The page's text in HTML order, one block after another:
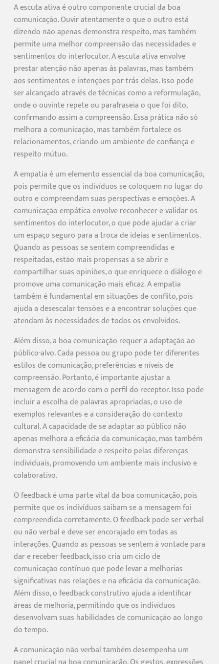
A escuta ativa é outro componente crucial da boa
comunicação. Ouvir atentamente o que o outro está
dizendo não apenas demonstra respeito, mas também
permite uma melhor compreensão das necessidades e
sentimentos do interlocutor. A escuta ativa envolve
prestar atenção não apenas às palavras, mas também
aos sentimentos e intenções por trás delas. Isso pode
ser alcançado através de técnicas como a reformulação,
onde o ouvinte repete ou parafraseia o que foi dito,
confirmando assim a compreensão. Essa prática não só
melhora a comunicação, mas também fortalece os
relacionamentos, criando um ambiente de confiança e
respeito mútuo.
A empatia é um elemento essencial da boa comunicação,
pois permite que os indivíduos se coloquem no lugar do
outro e compreendam suas perspectivas e emoções. A
comunicação empática envolve reconhecer e validar os
sentimentos do interlocutor, o que pode ajudar a criar
um espaço seguro para a troca de ideias e sentimentos.
Quando as pessoas se sentem compreendidas e
respeitadas, estão mais propensas a se abrir e
compartilhar suas opiniões, o que enriquece o diálogo e
promove uma comunicação mais eficaz. A empatia
também é fundamental em situações de conflito, pois
ajuda a desescalar tensões e a encontrar soluções que
atendam às necessidades de todos os envolvidos.
Além disso, a boa comunicação requer a adaptação ao
público-alvo. Cada pessoa ou grupo pode ter diferentes
estilos de comunicação, preferências e níveis de
compreensão. Portanto, é importante ajustar a
mensagem de acordo com o perfil do receptor. Isso pode
incluir a escolha de palavras apropriadas, o uso de
exemplos relevantes e a consideração do contexto
cultural. A capacidade de se adaptar ao público não
apenas melhora a eficácia da comunicação, mas também
demonstra sensibilidade e respeito pelas diferenças
individuais, promovendo um ambiente mais inclusivo e
colaborativo.
O feedback é uma parte vital da boa comunicação, pois
permite que os indivíduos saibam se a mensagem foi
compreendida corretamente. O feedback pode ser verbal
ou não verbal e deve ser encorajado em todas as
interações. Quando as pessoas se sentem à vontade para
dar e receber feedback, isso cria um ciclo de
comunicação contínuo que pode levar a melhorias
significativas nas relações e na eficácia da comunicação.
Além disso, o feedback construtivo ajuda a identificar
áreas de melhoria, permitindo que os indivíduos
desenvolvam suas habilidades de comunicação ao longo
do tempo.
A comunicação não verbal também desempenha um